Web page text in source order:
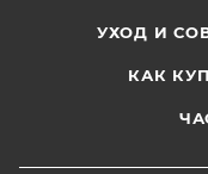
УХОД И
КАК